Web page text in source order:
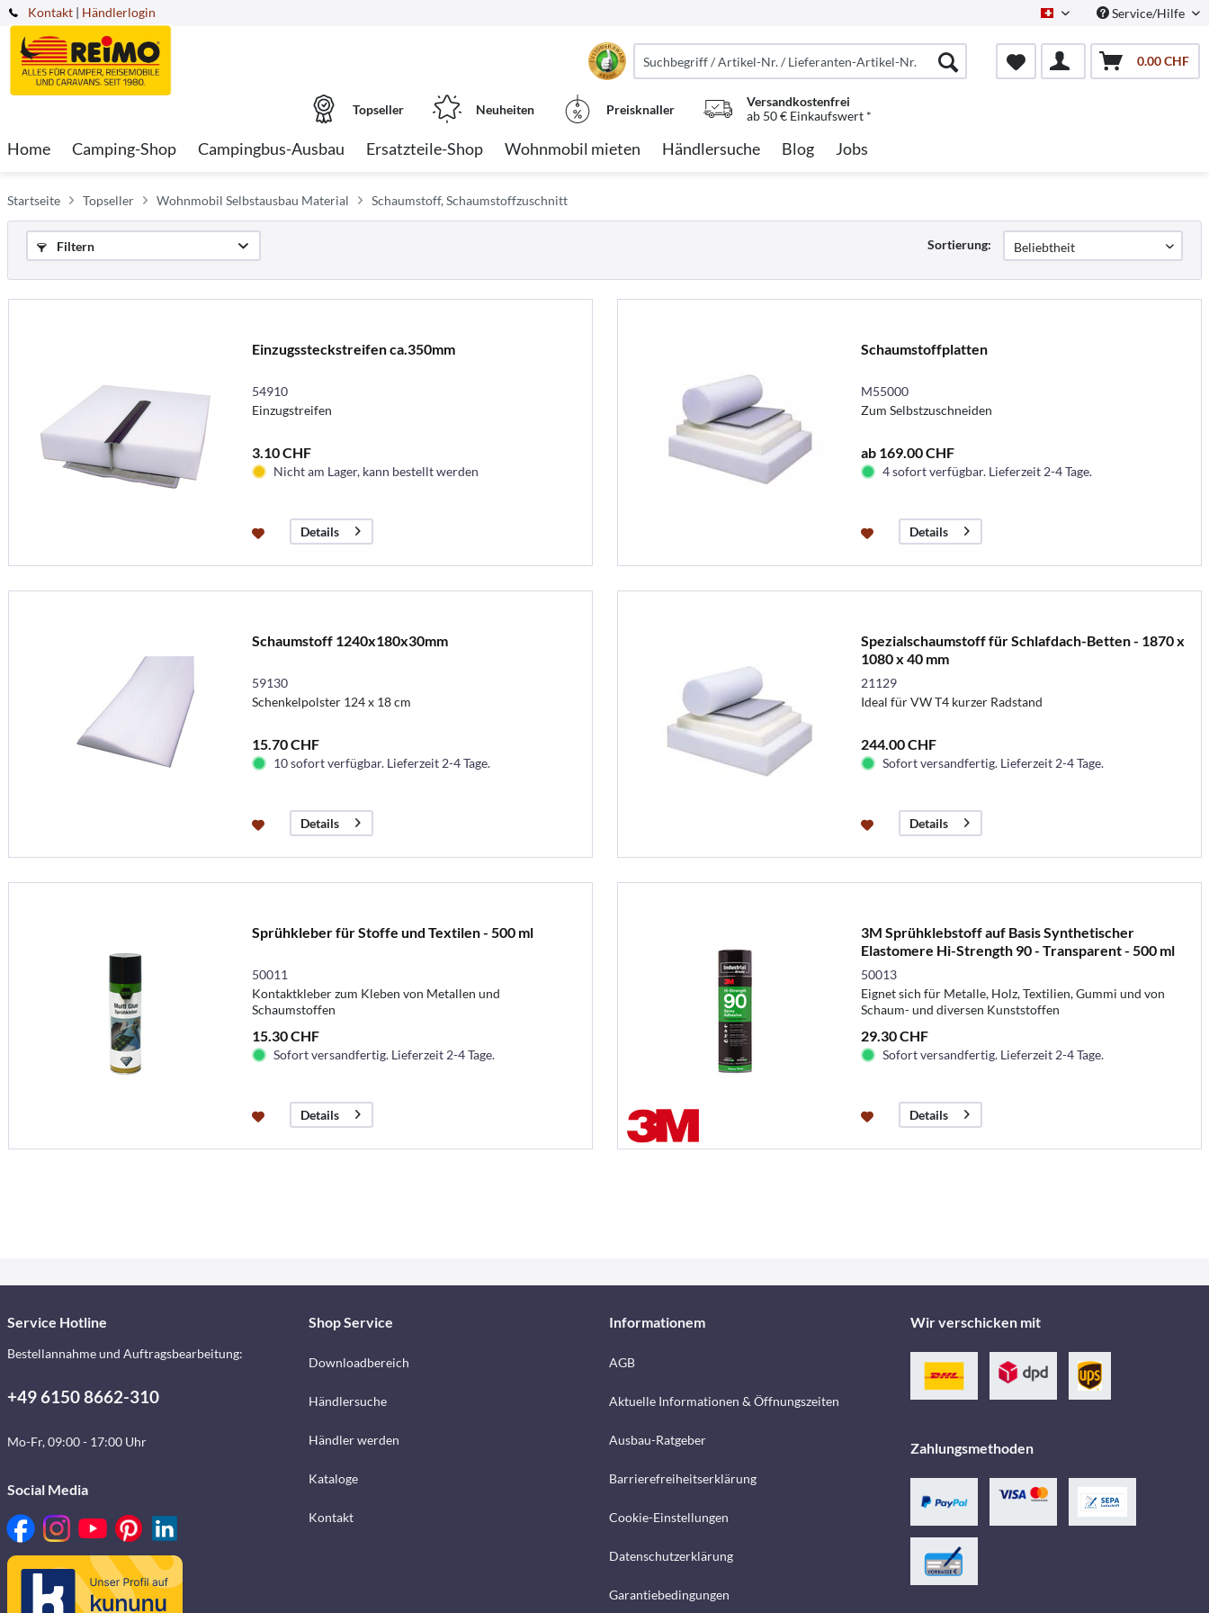
Kontakt Schweiz/DeutschService/Hilfe
| Händlerlogin
0.00 CHF
Topseller Neuheiten Preisknaller
Versandkostenfrei
ab 50 € Einkaufswert *
Home Camping-Shop Campingbus-Ausbau Ersatzteile-Shop Wohnmobil mieten Händlersuche Blog Jobs
Startseite Topseller Wohnmobil Selbstausbau Material Schaumstoff, Schaumstoffzuschnitt
Filtern Sortierung:
Einzugssteckstreifen ca.350mm
54910
Einzugstreifen
3.10 CHF
Nicht am Lager, kann bestellt werden
Details
Schaumstoffplatten
M55000
Zum Selbstzuschneiden
ab 169.00 CHF
4 sofort verfügbar. Lieferzeit 2-4 Tage.
Details
Schaumstoff 1240x180x30mm
59130
Schenkelpolster 124 x 18 cm
15.70 CHF
10 sofort verfügbar. Lieferzeit 2-4 Tage.
Details
Spezialschaumstoff für Schlafdach-Betten - 1870 x
1080 x 40 mm
21129
Ideal für VW T4 kurzer Radstand
244.00 CHF
Sofort versandfertig. Lieferzeit 2-4 Tage.
Details
Sprühkleber für Stoffe und Textilen - 500 ml
50011
Kontaktkleber zum Kleben von Metallen und
Schaumstoffen
15.30 CHF
Sofort versandfertig. Lieferzeit 2-4 Tage.
Details
3M Sprühklebstoff auf Basis Synthetischer
Elastomere Hi-Strength 90 - Transparent - 500 ml
50013
Eignet sich für Metalle, Holz, Textilien, Gummi und von
Schaum- und diversen Kunststoffen
29.30 CHF
Sofort versandfertig. Lieferzeit 2-4 Tage.
Details
Service Hotline
Bestellannahme und Auftragsbearbeitung:
+49 6150 8662-310
Mo-Fr, 09:00 - 17:00 Uhr
Social Media
Shop Service
Downloadbereich
Händlersuche
Händler werden
Kataloge
Kontakt
Informationem
AGB
Aktuelle Informationen & Öffnungszeiten
Ausbau-Ratgeber
Barrierefreiheitserklärung
Cookie-Einstellungen
Datenschutzerklärung
Garantiebedingungen
Wir verschicken mit
Zahlungsmethoden